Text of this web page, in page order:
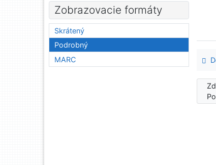
Zobrazovacie formáty
Skrátený
Podrobný
MARC